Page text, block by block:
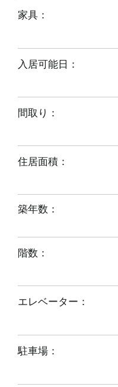
家具：
入居可能日：
間取り：
住居面積：
築年数：
階数：
エレベーター：
駐車場：